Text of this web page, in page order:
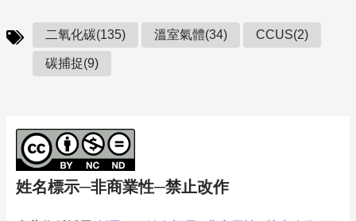
二氧化碳(135) 溫室氣體(34) CCUS(2)
碳捕捉(9)
姓名標示─非商業性─禁止改作